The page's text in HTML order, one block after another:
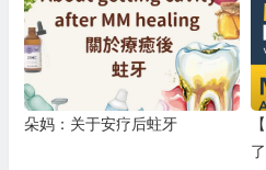
朵妈：关于安疗后蛀牙